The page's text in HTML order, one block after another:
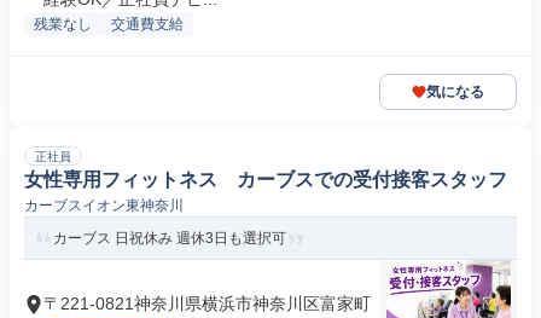
残業なし 交通費支給
気になる
正社員
女性専用フィットネス カーブスでの受付接客スタッフ
カーブスイオン東神奈川
カーブス 日祝休み 週休3日も選択可
〒221-0821神奈川県横浜市神奈川区富家町